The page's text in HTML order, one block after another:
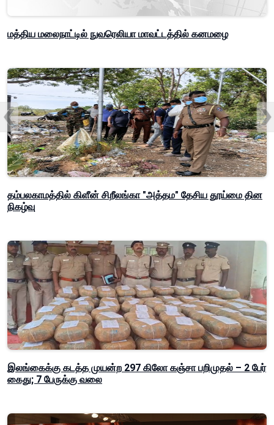
மத்திய மலைநாட்டில் நுவரெலியா மாவட்டத்தில் கனமழை
தம்பலகாமத்தில் கிளீன் சிறீலங்கா "அத்தம" தேசிய தூய்மை தின
நிகழ்வு
இலங்கைக்கு கடத்த முயன்ற 297 கிலோ கஞ்சா பறிமுதல் – 2 பேர்
கைது; 7 பேருக்கு வலை